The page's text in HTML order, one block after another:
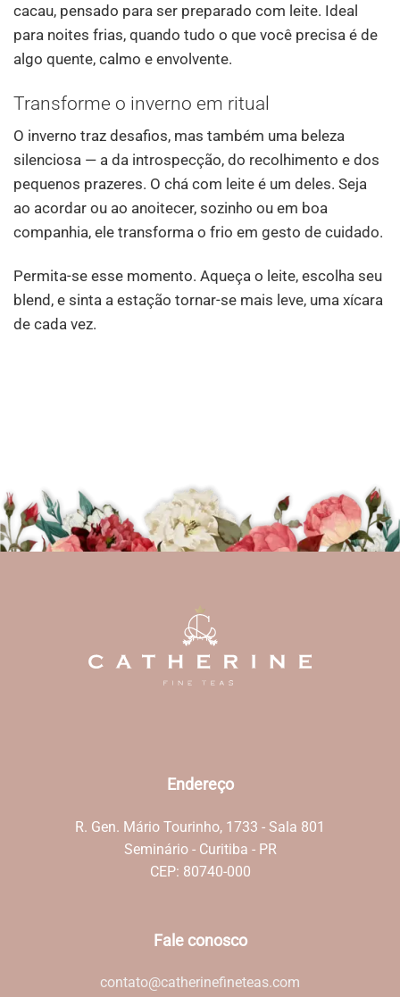
cacau, pensado para ser preparado com leite. Ideal
para noites frias, quando tudo o que você precisa é de
algo quente, calmo e envolvente.
Transforme o inverno em ritual
O inverno traz desafios, mas também uma beleza
silenciosa — a da introspecção, do recolhimento e dos
pequenos prazeres. O chá com leite é um deles. Seja
ao acordar ou ao anoitecer, sozinho ou em boa
companhia, ele transforma o frio em gesto de cuidado.
Permita-se esse momento. Aqueça o leite, escolha seu
blend, e sinta a estação tornar-se mais leve, uma xícara
de cada vez.
Endereço
R. Gen. Mário Tourinho, 1733 - Sala 801
Seminário - Curitiba - PR
CEP: 80740-000
Fale conosco
contato@catherinefineteas.com